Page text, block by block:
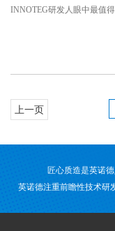
INNOTEG研发人眼中最值
上一页
匠心质造是英诺
英诺德注重前瞻性技术研